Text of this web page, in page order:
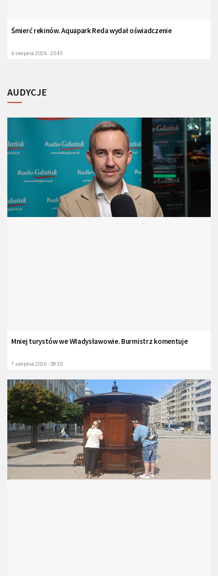
Śmierć rekinów. Aquapark Reda wydał oświadczenie
6 sierpnia 2026 - 20:45
AUDYCJE
Mniej turystów we Władysławowie. Burmistrz komentuje
7 sierpnia 2026 - 08:30